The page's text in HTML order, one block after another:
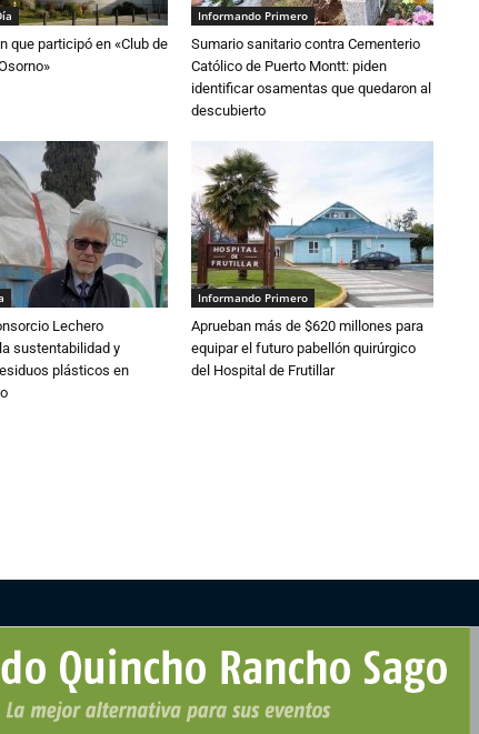
que participó en «Club de
Informando Primero
Sumario sanitario contra Cementerio
Católico de Puerto Montt: piden
identificar osamentas que quedaron al
descubierto
Lechero
sustentabilidad y
plásticos en
Informando Primero
Aprueban más de $620 millones para
equipar el futuro pabellón quirúrgico
del Hospital de Frutillar